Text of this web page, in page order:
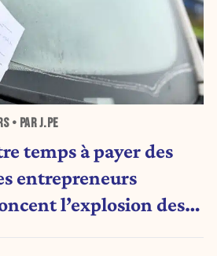
• PAR J.PE
temps à payer des
entrepreneurs
l’explosion des